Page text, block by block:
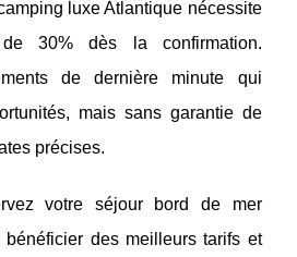
luxe Atlantique nécessite
30% dès la confirmation.
de dernière minute qui
mais sans garantie de
précises.
votre séjour bord de mer
des meilleurs tarifs et